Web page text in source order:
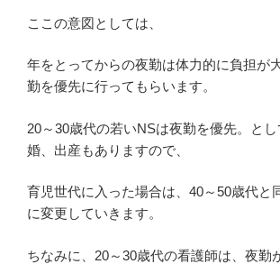
ここの意図としては、
年をとってからの夜勤は体力的に負担が
勤を優先に行ってもらいます。
20～30歳代の若いNSは夜勤を優先。と
婚、出産もありますので、
育児世代に入った場合は、40～50歳代と
に変更していきます。
ちなみに、20～30歳代の看護師は、夜勤